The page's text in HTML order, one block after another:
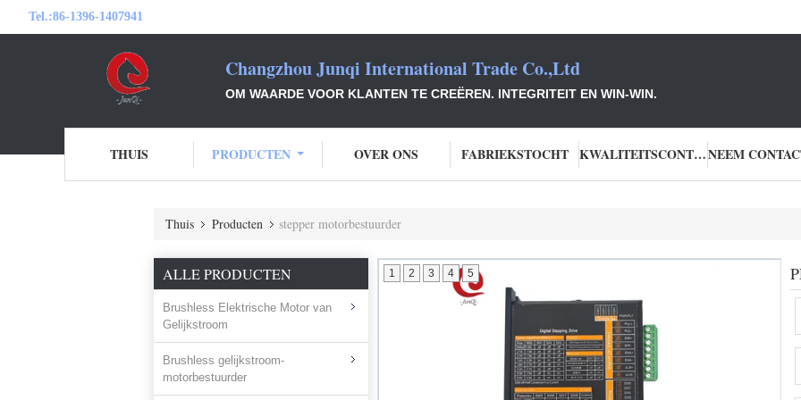
Tel.:86-1396-1407941
Changzhou Junqi International Trade Co.,Ltd
OM WAARDE VOOR KLANTEN TE CREËREN. INTEGRITEIT EN WIN-WIN.
THUIS PRODUCTEN OVER ONS FABRIEKSTOCHT KWALITEITSCONTROLE
Thuis Producten stepper motorbestuurder
ALLE PRODUCTEN
Brushless Elektrische Motor van
Gelijkstroom
Brushless gelijkstroom-
motorbestuurder
1 2 3 4 5